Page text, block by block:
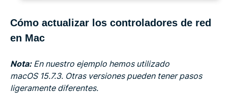
Cómo actualizar los controladores de red
en Mac
Nota: En nuestro ejemplo hemos utilizado
macOS 15.7.3. Otras versiones pueden tener pasos
ligeramente diferentes.